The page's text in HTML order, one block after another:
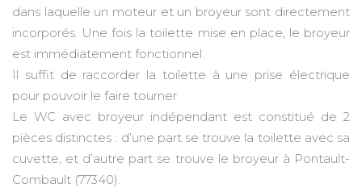
dans laquelle un moteur et un broyeur sont directement
incorporés. Une fois la toilette mise en place, le broyeur
est immédiatement fonctionnel.
Il suffit de raccorder la toilette à une prise électrique
pour pouvoir le faire tourner.
Le WC avec broyeur indépendant est constitué de 2
pièces distinctes : d’une part se trouve la toilette avec sa
cuvette, et d’autre part se trouve le broyeur à Pontault-
Combault (77340).